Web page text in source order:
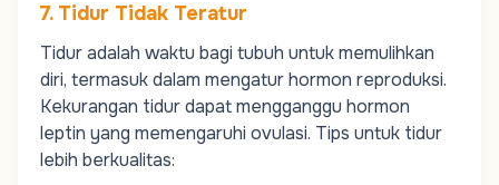
7. Tidur Tidak Teratur
Tidur adalah waktu bagi tubuh untuk memulihkan
diri, termasuk dalam mengatur hormon reproduksi.
Kekurangan tidur dapat mengganggu hormon
leptin yang memengaruhi ovulasi. Tips untuk tidur
lebih berkualitas: